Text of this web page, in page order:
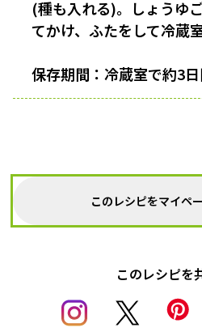
(種も入れる)。しょうゆ
てかけ、ふたをして冷蔵
保存期間：冷蔵室で約3
このレシピをマイペ
このレシピを